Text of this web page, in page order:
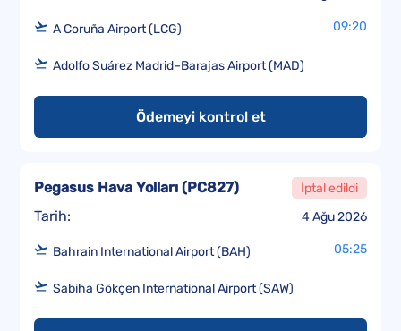
A Coruña Airport (LCG) 09:20
Adolfo Suárez Madrid–Barajas Airport (MAD)
Ödemeyi kontrol et
Tarih: 4 Ağu 2026
Pegasus Hava Yolları (PC827) İptal edildi
Bahrain International Airport (BAH) 05:25
Sabiha Gökçen International Airport (SAW)